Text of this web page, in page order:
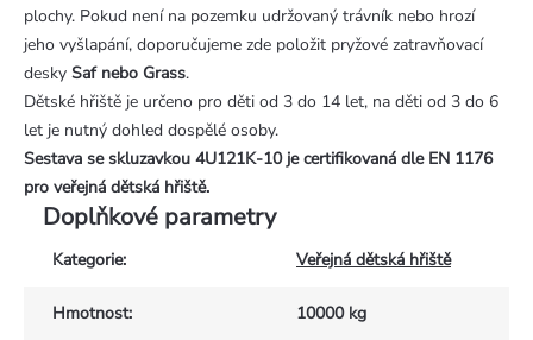
plochy. Pokud není na pozemku udržovaný trávník nebo hrozí
jeho vyšlapání, doporučujeme zde položit pryžové zatravňovací
desky Saf nebo Grass.
Dětské hřiště je určeno pro děti od 3 do 14 let, na děti od 3 do 6
let je nutný dohled dospělé osoby.
Sestava se skluzavkou 4U121K-10 je certifikovaná dle EN 1176
pro veřejná dětská hřiště.
Doplňkové parametry
Kategorie: Veřejná dětská hřiště
Hmotnost: 10000 kg